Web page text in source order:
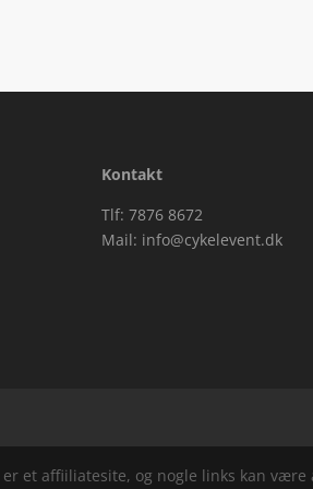
Kontakt
Tlf: 7876 8672
Mail: info@cykelevent.dk
et affiiliatesite, og nogle links kan være